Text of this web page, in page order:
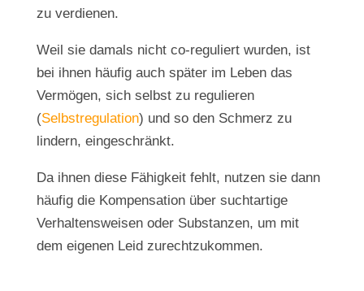
zu verdienen.
Weil sie damals nicht co-reguliert wurden, ist
bei ihnen häufig auch später im Leben das
Vermögen, sich selbst zu regulieren
(Selbstregulation) und so den Schmerz zu
lindern, eingeschränkt.
Da ihnen diese Fähigkeit fehlt, nutzen sie dann
häufig die Kompensation über suchtartige
Verhaltensweisen oder Substanzen, um mit
dem eigenen Leid zurechtzukommen.